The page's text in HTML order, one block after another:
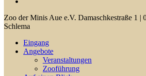
Close
Menu
Zoo der Minis Aue e.V. Damaschkestraße 1 |
Schlema
Eingang
Angebote
Veranstaltungen
Zooführung